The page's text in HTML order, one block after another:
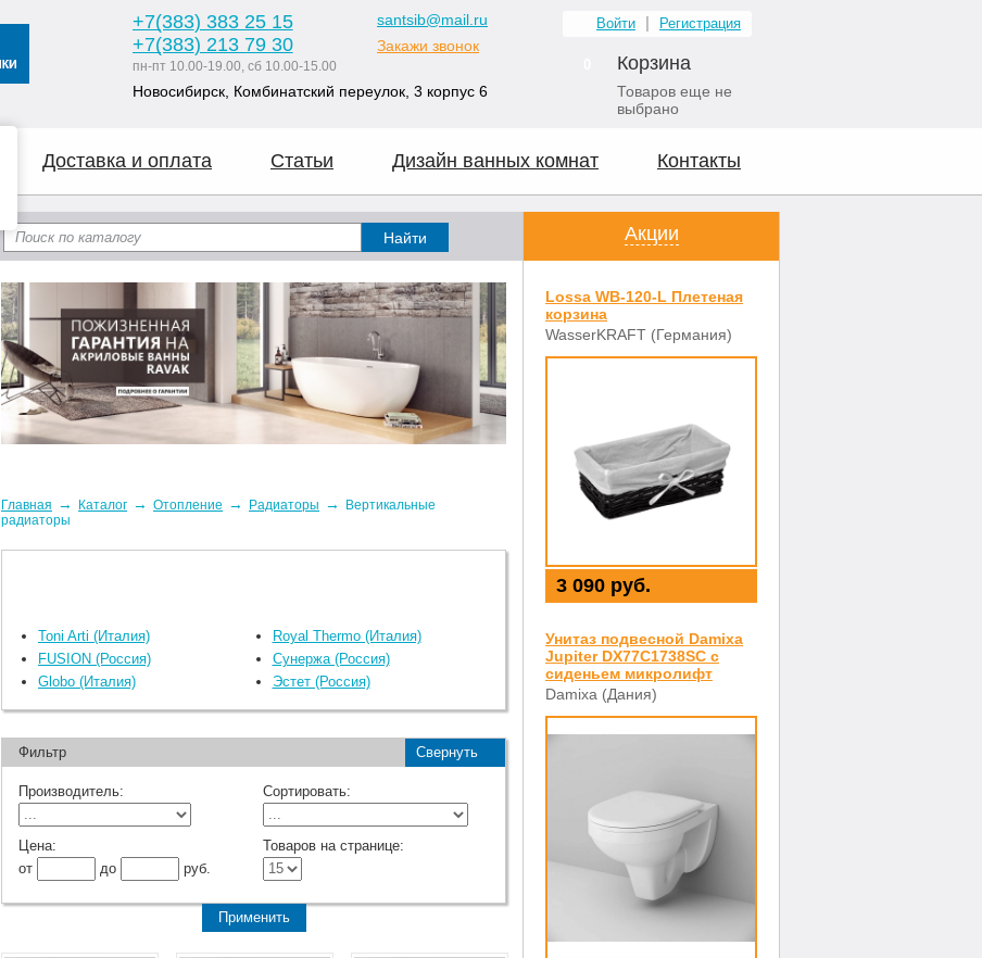
+7(383) 383 25 15
+7(383) 213 79 30
пн-пт 10.00-19.00, сб 10.00-15.00
santsib@mail.ru
Закажи звонок
Новосибирск, Комбинатский переулок, 3 корпус 6
Войти Регистрация
Корзина
Товаров еще не
выбрано
Доставка и оплата Статьи Дизайн ванных комнат Контакты
Главная → Каталог → Отопление → Радиаторы →
Вертикальные
радиаторы
Toni Arti (Италия)
FUSION (Россия)
Globo (Италия)
Royal Thermo (Италия)
Сунержа (Россия)
Эстет (Россия)
Фильтр Свернуть
Производитель: Сортировать:
Цена:
от
до руб.
Товаров на странице:
Акции
Lossa WB-120-L Плетеная
корзина
WasserKRAFT (Германия)
3 090 руб.
Унитаз подвесной Damixa
Jupiter DX77C1738SC с
сиденьем микролифт
Damixa (Дания)